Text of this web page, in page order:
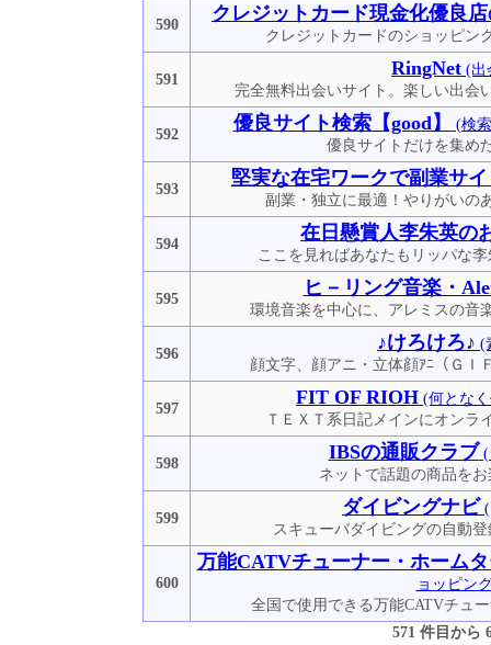
590
クレジットカード現金化優良
クレジットカードのショッピン
591
RingNet (出
完全無料出会いサイト。楽しい出会
592
優良サイト検索【good】
(検
優良サイトだけを集め
593
堅実な在宅ワークで副業サ
副業・独立に最適！やりがいの
594
在日懸賞人李朱英の
ここを見ればあなたもリッパな
595
ヒ－リング音楽・
環境音楽を中心に、アレミスの音
596
♪けろけろ♪ (
顔文字、顔アニ・立体顔ｱﾆ（ＧＩ
597
FIT OF RIOH (何とな
ＴＥＸＴ系日記メインにオンラ
598
IBSの通販クラブ (
ネットで話題の商品を
599
ダイビングナビ
スキューバダイビングの自動
600
万能CATVチューナー・ホーム
ョッピン
全国で使用できる万能CATVチュ
571 件目から